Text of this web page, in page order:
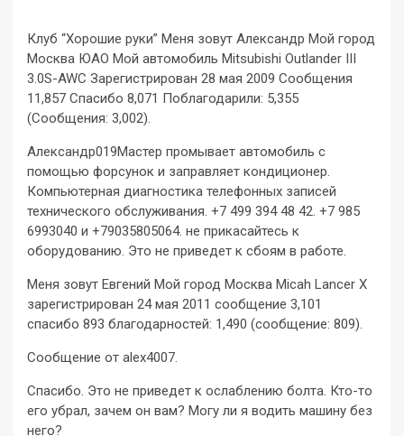
Клуб “Хорошие руки” Меня зовут Александр Мой город
Москва ЮАО Мой автомобиль Mitsubishi Outlander III
3.0S-AWC Зарегистрирован 28 мая 2009 Сообщения
11,857 Спасибо 8,071 Поблагодарили: 5,355
(Сообщения: 3,002).
Александр019Мастер промывает автомобиль с
помощью форсунок и заправляет кондиционер.
Компьютерная диагностика телефонных записей
технического обслуживания. +7 499 394 48 42. +7 985
6993040 и +79035805064. не прикасайтесь к
оборудованию. Это не приведет к сбоям в работе.
Меня зовут Евгений Мой город Москва Micah Lancer X
зарегистрирован 24 мая 2011 сообщение 3,101
спасибо 893 благодарностей: 1,490 (сообщение: 809).
Сообщение от alex4007.
Спасибо. Это не приведет к ослаблению болта. Кто-то
его убрал, зачем он вам? Могу ли я водить машину без
него?